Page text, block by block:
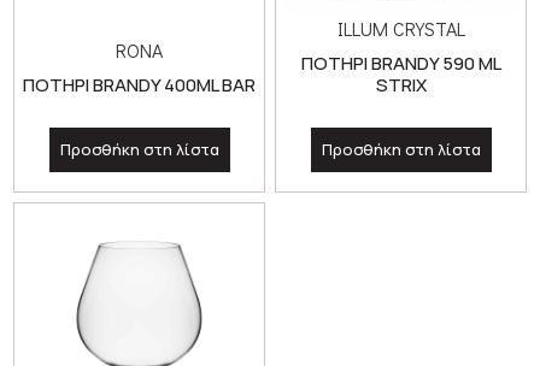
RONA
ΠΟΤΗΡΙ BRANDY 400ML BAR
Προσθήκη στη λίστα
ILLUM CRYSTAL
ΠΟΤΗΡΙ BRANDY 590 ML
STRIX
Προσθήκη στη λίστα